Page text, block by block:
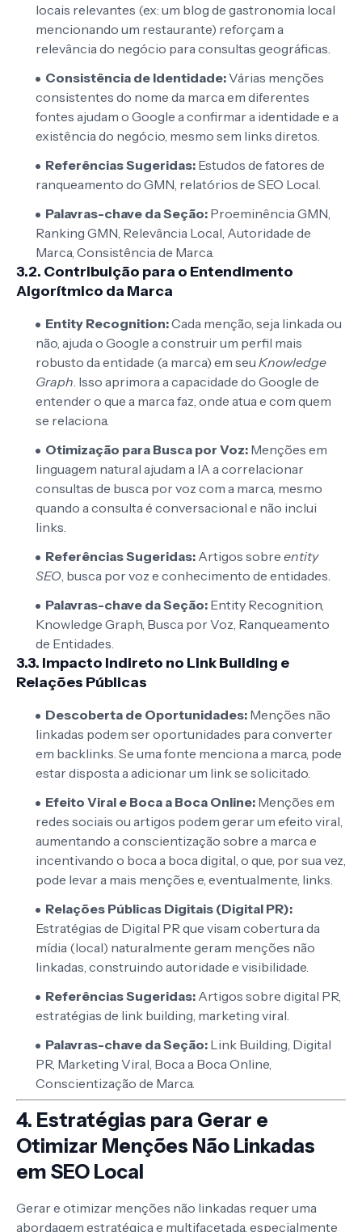
locais relevantes (ex: um blog de gastronomia local
mencionando um restaurante) reforçam a
relevância do negócio para consultas geográficas.
Consistência de Identidade:Várias menções
consistentes do nome da marca em diferentes
fontes ajudam o Google a confirmar a identidade e a
existência do negócio, mesmo sem links diretos.
Referências Sugeridas: Estudos de fatores de
ranqueamento do GMN, relatórios de SEO Local.
Palavras-chave da Seção: Proeminência GMN,
Ranking GMN, Relevância Local, Autoridade de
Marca, Consistência de Marca.
3.2. Contribuição para o Entendimento
Algorítmico da Marca
Entity Recognition:Cada menção, seja linkada ou
não, ajuda o Google a construir um perfil mais
robusto da entidade (a marca) em seu Knowledge
Graph . Isso aprimora a capacidade do Google de
entender o que a marca faz, onde atua e com quem
se relaciona.
Otimização para Busca por Voz: Menções em
linguagem natural ajudam a IA a correlacionar
consultas de busca por voz com a marca, mesmo
quando a consulta é conversacional e não inclui
links.
Referências Sugeridas: Artigos sobre entity
SEO , busca por voz e conhecimento de entidades.
Palavras-chave da Seção: Entity Recognition,
Knowledge Graph, Busca por Voz, Ranqueamento
de Entidades.
3.3. Impacto Indireto no Link Building e
Relações Públicas
Descoberta de Oportunidades: Menções não
linkadas podem ser oportunidades para converter
em backlinks. Se uma fonte menciona a marca, pode
estar disposta a adicionar um link se solicitado.
Efeito Viral e Boca a Boca Online: Menções em
redes sociais ou artigos podem gerar um efeito viral,
aumentando a conscientização sobre a marca e
incentivando o boca a boca digital, o que, por sua vez,
pode levar a mais menções e, eventualmente, links.
Relações Públicas Digitais (Digital PR):
Estratégias de Digital PR que visam cobertura da
mídia (local) naturalmente geram menções não
linkadas, construindo autoridade e visibilidade.
Referências Sugeridas: Artigos sobre digital PR,
estratégias de link building, marketing viral.
Palavras-chave da Seção: Link Building, Digital
PR, Marketing Viral, Boca a Boca Online,
Conscientização de Marca.
4. Estratégias para Gerar e
Otimizar Menções Não Linkadas
em SEO Local
Gerar e otimizar menções não linkadas requer uma
abordagem estratégica e multifacetada, especialmente